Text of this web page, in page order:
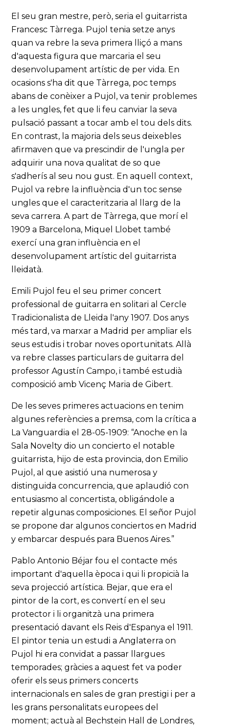
El seu gran mestre, però, seria el guitarrista
Francesc Tàrrega. Pujol tenia setze anys
quan va rebre la seva primera lliçó a mans
d'aquesta figura que marcaria el seu
desenvolupament artístic de per vida. En
ocasions s'ha dit que Tàrrega, poc temps
abans de conèixer a Pujol, va tenir problemes
a les ungles, fet que li feu canviar la seva
pulsació passant a tocar amb el tou dels dits.
En contrast, la majoria dels seus deixebles
afirmaven que va prescindir de l'ungla per
adquirir una nova qualitat de so que
s'adherís al seu nou gust. En aquell context,
Pujol va rebre la influència d'un toc sense
ungles que el caracteritzaria al llarg de la
seva carrera. A part de Tàrrega, que morí el
1909 a Barcelona, Miquel Llobet també
exercí una gran influència en el
desenvolupament artístic del guitarrista
lleidatà.
Emili Pujol feu el seu primer concert
professional de guitarra en solitari al Cercle
Tradicionalista de Lleida l'any 1907. Dos anys
més tard, va marxar a Madrid per ampliar els
seus estudis i trobar noves oportunitats. Allà
va rebre classes particulars de guitarra del
professor Agustín Campo, i també estudià
composició amb Vicenç Maria de Gibert.
De les seves primeres actuacions en tenim
algunes referències a premsa, com la crítica a
La Vanguardia el 28-05-1909: “Anoche en la
Sala Novelty dio un concierto el notable
guitarrista, hijo de esta provincia, don Emilio
Pujol, al que asistió una numerosa y
distinguida concurrencia, que aplaudió con
entusiasmo al concertista, obligándole a
repetir algunas composiciones. El señor Pujol
se propone dar algunos conciertos en Madrid
y embarcar después para Buenos Aires.”
Pablo Antonio Béjar fou el contacte més
important d'aquella època i qui li propicià la
seva projecció artística. Bejar, que era el
pintor de la cort, es convertí en el seu
protector i li organitzà una primera
presentació davant els Reis d'Espanya el 1911.
El pintor tenia un estudi a Anglaterra on
Pujol hi era convidat a passar llargues
temporades; gràcies a aquest fet va poder
oferir els seus primers concerts
internacionals en sales de gran prestigi i per a
les grans personalitats europees del
moment; actuà al Bechstein Hall de Londres,